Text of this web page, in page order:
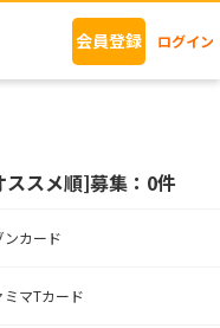
会員登録 ログイン
スメ順]募集：0件
ンカード
ミマTカード